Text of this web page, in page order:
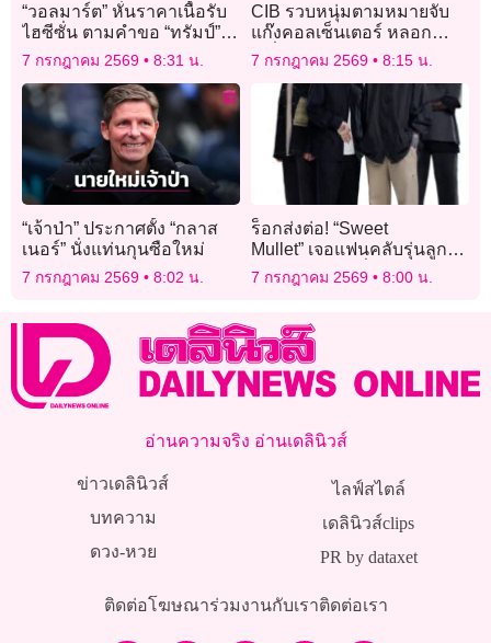
“วอลมาร์ต” หั่นราคาเนื้อรับ
ไฮซีซั่น ตามคำขอ “ทรัมป์”
ช่วยอเมริกันชนสู้ค่าครองชีพ
7 กรกฎาคม 2569 8:31 น.
CIB รวบหนุ่มตามหมายจับ
แก๊งคอลเซ็นเตอร์ หลอก
เหยื่อโอนเงินตรวจสอบบัญชี
สูญ 8.9 หมื่น
7 กรกฎาคม 2569 8:15 น.
“เจ้าป่า” ประกาศตั้ง “กลาส
เนอร์” นั่งแท่นกุนซือใหม่
7 กรกฎาคม 2569 8:02 น.
ร็อกส่งต่อ! “Sweet
Mullet” เจอแฟนคลับรุ่นลูก
หอบรูปพ่อแม่เมื่อสิบกว่าปี
ก่อนให้เซ็น
7 กรกฎาคม 2569 8:00 น.
อ่านความจริง อ่านเดลินิวส์
ข่าวเดลินิวส์
บทความ
ดวง-หวย
ไลฟ์สไตล์
เดลินิวส์clips
PR by dataxet
ติดต่อโฆษณาร่วมงานกับเราติดต่อเรา